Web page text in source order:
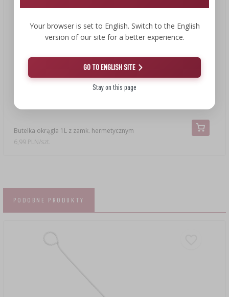
Butelka okrągła 1L z zamk. hermetycznym
6,99 zł
6,99 PLN/szt.
PODOBNE PRODUKTY
Your browser is set to English. Switch to the English
version of our site for a better experience.
GO TO ENGLISH SITE
Stay on this page